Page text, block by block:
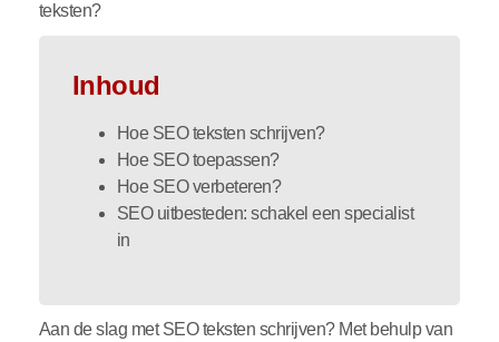
teksten?
Inhoud
Hoe SEO teksten schrijven?
Hoe SEO toepassen?
Hoe SEO verbeteren?
SEO uitbesteden: schakel een specialist
in
Aan de slag met SEO teksten schrijven? Met behulp van